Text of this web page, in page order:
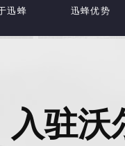
迅蜂 迅蜂优势
入驻沃